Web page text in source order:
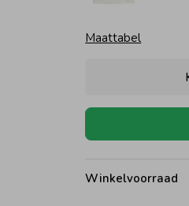
Maattabel
Winkelvoorraad